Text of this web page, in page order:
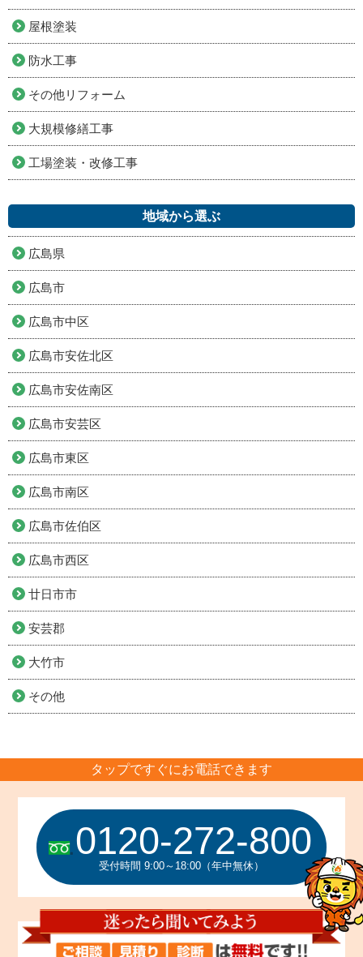
屋根塗装
防水工事
その他リフォーム
大規模修繕工事
工場塗装・改修工事
地域から選ぶ
広島県
広島市
広島市中区
広島市安佐北区
広島市安佐南区
広島市安芸区
広島市東区
広島市南区
広島市佐伯区
広島市西区
廿日市市
安芸郡
大竹市
その他
タップですぐにお電話できます
0120-272-800
受付時間 9:00～18:00（年中無休）